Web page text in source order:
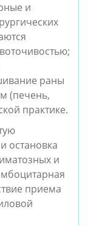
и
раны
(печень,
практике.
остановка
и
приема